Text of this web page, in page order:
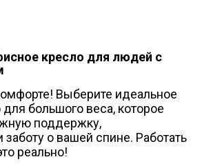
кресло для людей с
Выберите идеальное
большого веса, которое
поддержку,
заботу о вашей спине. Работать
реально!